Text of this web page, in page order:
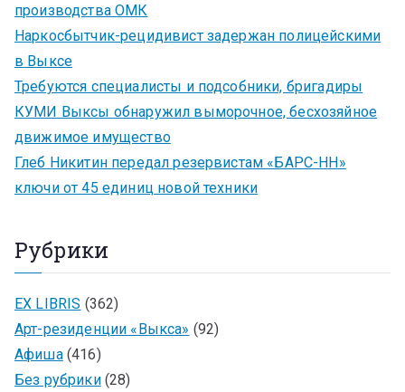
производства ОМК
Наркосбытчик-рецидивист задержан полицейскими
в Выксе
Требуются специалисты и подсобники, бригадиры
КУМИ Выксы обнаружил выморочное, бесхозяйное
движимое имущество
Глеб Никитин передал резервистам «БАРС-НН»
ключи от 45 единиц новой техники
Рубрики
EX LIBRIS (362)
Арт-резиденции «Выкса» (92)
Афиша(416)
Без рубрики(28)